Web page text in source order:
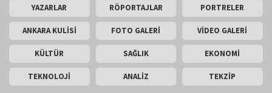
YAZARLAR RÖPORTAJLAR PORTRELER
ANKARA KULİSİ FOTO GALERİ VİDEO GALERİ
KÜLTÜR SAĞLIK EKONOMİ
TEKNOLOJİ ANALİZ TEKZİP